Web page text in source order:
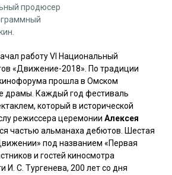
продюсер
работу VI Национальный
«Движение-2018». По традиции
прошла в Омском
драмы. Каждый год фестиваль
который в исторической
режиссера церемонии Алексея
частью альманаха дебютов. Шестая
под названием «Первая
и гостей киносмотра
И. С. Тургенева, 200 лет со дня